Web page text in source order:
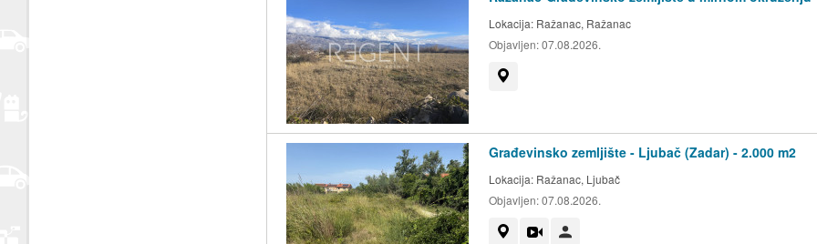
Lokacija: Ražanac, Ražanac
Objavljen:07.08.2026.
Građevinsko zemljište - Ljubač (Zadar) - 2.000 m2
Lokacija: Ražanac, Ljubač
Objavljen:07.08.2026.